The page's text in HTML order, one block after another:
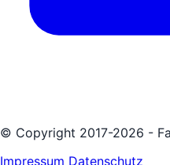
© Copyright 2017-2026 -
Impressum Datenschutz